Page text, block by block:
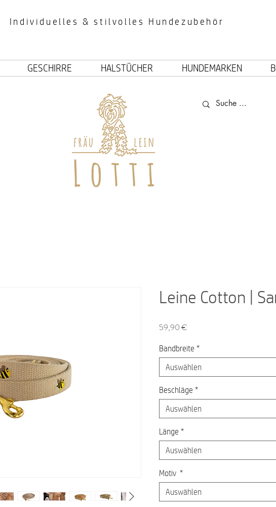
Individuelles & stilvolles Hundezubehör
GESCHIRRE HALSTÜCHER HUNDEMARKEN
Leine Cotton |
59,90 €
Bandbreite *
Auswählen
Beschläge *
Auswählen
Länge *
Auswählen
Motiv *
Auswählen